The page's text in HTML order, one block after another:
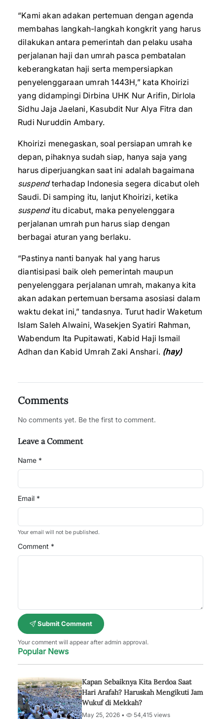
“Kami akan adakan pertemuan dengan agenda
membahas langkah-langkah kongkrit yang harus
dilakukan antara pemerintah dan pelaku usaha
perjalanan haji dan umrah pasca pembatalan
keberangkatan haji serta mempersiapkan
penyelenggaraan umrah 1443H,” kata Khoirizi
yang didampingi Dirbina UHK Nur Arifin, Dirlola
Sidhu Jaja Jaelani, Kasubdit Nur Alya Fitra dan
Rudi Nuruddin Ambary.
Khoirizi menegaskan, soal persiapan umrah ke
depan, pihaknya sudah siap, hanya saja yang
harus diperjuangkan saat ini adalah bagaimana
suspendterhadap Indonesia segera dicabut oleh
Saudi. Di samping itu, lanjut Khoirizi, ketika
suspenditu dicabut, maka penyelenggara
perjalanan umrah pun harus siap dengan
berbagai aturan yang berlaku.
“Pastinya nanti banyak hal yang harus
diantisipasi baik oleh pemerintah maupun
penyelenggara perjalanan umrah, makanya kita
akan adakan pertemuan bersama asosiasi dalam
waktu dekat ini,” tandasnya. Turut hadir Waketum
Islam Saleh Alwaini, Wasekjen Syatiri Rahman,
Wabendum Ita Pupitawati, Kabid Haji Ismail
Adhan dan Kabid Umrah Zaki Anshari. (hay)
Comments
No comments yet. Be the first to comment.
Leave a Comment
Name *
Email *
Your email will not be published.
Comment *
Submit Comment
Your comment will appear after admin approval.
Popular News
Kapan Sebaiknya Kita Berdoa Saat
Hari Arafah? Haruskah Mengikuti Jam
Wukuf di Mekkah?
May 25, 2026 • 54,415 views